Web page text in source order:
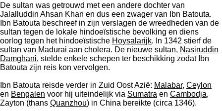
De sultan was getrouwd met een andere dochter van
Jalalluddin Ahsan Khan en dus een zwager van Ibn Batouta.
Ibn Batouta beschreef in zijn verslagen de wreedheden van de
sultan tegen de lokale hindoeïstische bevolking en diens
oorlog tegen het hindoeïstische Hoysalarijk. In 1342 stierf de
sultan van Madurai aan cholera. De nieuwe sultan, Nasiruddin
Damghani, stelde enkele schepen ter beschikking zodat Ibn
Batouta zijn reis kon vervolgen.
Ibn Batouta reisde verder in Zuid Oost Azië: Malabar, Ceylon
en Bengalen voor hij uiteindelijk via Sumatra en Cambodja,
Zayton (thans Quanzhou) in China bereikte (circa 1346).